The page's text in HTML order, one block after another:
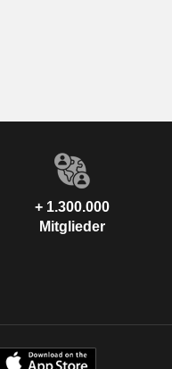
+ 1.300.000
Mitglieder